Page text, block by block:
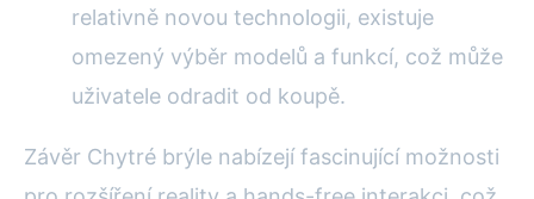
relativně novou technologii, existuje
omezený výběr modelů a funkcí, což může
uživatele odradit od koupě.
Závěr Chytré brýle nabízejí fascinující možnosti